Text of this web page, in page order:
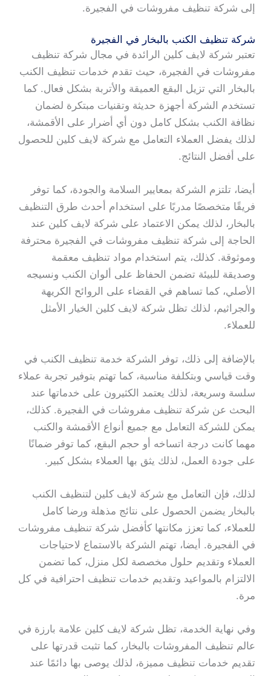
إلى شركة تنظيف مفروشات في الفجيرة.
شركة تنظيف الكنب بالبخار في الفجيرة
تعتبر شركة لايف كلين الرائدة في مجال شركة تنظيف
مفروشات في الفجيرة، حيث تقدم خدمات تنظيف الكنب
بالبخار التي تزيل البقع العميقة والأتربة بشكل فعال. كما
تستخدم الشركة أجهزة حديثة وتقنيات مبتكرة لضمان
نظافة الكنب بشكل كامل دون أي أضرار على الأقمشة،
لذلك يفضل العملاء التعامل مع شركة لايف كلين للحصول
على أفضل النتائج.
أيضا، تلتزم الشركة بمعايير السلامة والجودة، كما توفر
فريقًا متخصصًا مدربًا على استخدام أحدث طرق التنظيف
بالبخار، لذلك يمكن الاعتماد على شركة لايف كلين عند
الحاجة إلى شركة تنظيف مفروشات في الفجيرة محترفة
وموثوقة. كذلك، يتم استخدام مواد تنظيف معقمة
وصديقة للبيئة تضمن الحفاظ على ألوان الكنب ونسيجه
الأصلي، كما تساهم في القضاء على الروائح الكريهة
والجراثيم، لذلك تظل شركة لايف كلين الخيار الأمثل
للعملاء.
بالإضافة إلى ذلك، توفر الشركة خدمة تنظيف الكنب في
وقت قياسي وبتكلفة مناسبة، كما تهتم بتوفير تجربة عملاء
سلسة وسريعة، لذلك يعتمد الكثيرون على خدماتها عند
البحث عن شركة تنظيف مفروشات في الفجيرة. كذلك،
يمكن للشركة التعامل مع جميع أنواع الأقمشة والكنب
مهما كانت درجة اتساخه أو حجم البقع، كما توفر ضمانًا
على جودة العمل، لذلك يثق بها العملاء بشكل كبير.
لذلك، فإن التعامل مع شركة لايف كلين لتنظيف الكنب
بالبخار يضمن الحصول على نتائج مذهلة ورضا كامل
للعملاء، كما تعزز مكانتها كأفضل شركة تنظيف مفروشات
في الفجيرة. أيضا، تهتم الشركة بالاستماع لاحتياجات
العملاء وتقديم حلول مخصصة لكل منزل، كما تضمن
الالتزام بالمواعيد وتقديم خدمات تنظيف احترافية في كل
مرة.
وفي نهاية الخدمة، تظل شركة لايف كلين علامة بارزة في
عالم تنظيف المفروشات بالبخار، كما تثبت قدرتها على
تقديم خدمات تنظيف مميزة، لذلك يوصى بها دائمًا عند